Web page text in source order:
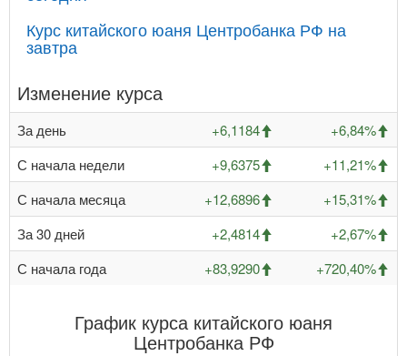
Курс китайского юаня Центробанка РФ на
завтра
Изменение курса
За день +6,1184
+6,84%
С начала недели
+9,6375
+11,21%
С начала месяца
+12,6896
+15,31%
За 30 дней
+2,4814
+2,67%
С начала года
+83,9290 +720,40%
График курса китайского юаня
Центробанка РФ